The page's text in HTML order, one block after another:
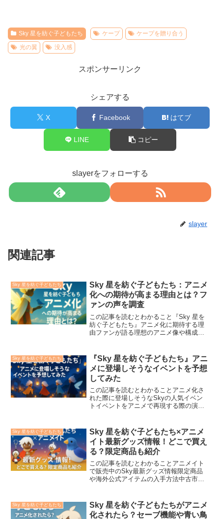
Sky 星を紡ぐ子どもたち ケープ
ケープを贈り合う
光の翼
没入感
スポンサーリンク
シェアする
X Facebook はてブ
LINE コピー
slayerをフォローする
slayer
関連記事
Sky 星を紡ぐ子どもたち
Sky 星を紡ぐ子どもたち：アニメ
化への期待が高まる理由とは？フ
ァンの声を調査
この記事を読むとわかること『Sky 星を
紡ぐ子どもたち』アニメ化に期待する理
由ファンが語る理想のアニメ像や構成ア
紡ぐ子どもたち』は、その独特な世界観
と非言語で伝わ...
Sky 星を紡ぐ子どもたち
『Sky 星を紡ぐ子どもたち』アニ
メに登場しそうなイベントを予想
してみた
この記事を読むとわかることアニメ化さ
れた際に登場しそうなSkyの人気イベン
トイベントをアニメで再現する際の演出
子どもたち』はゲーム内で季節ごとのイ
ベントや期間限定ス...
Sky 星を紡ぐ子どもたち
Sky 星を紡ぐ子どもたち×アニメ
イト最新グッズ情報！どこで買え
る？限定商品も紹介
この記事を読むとわかることアニメイト
で販売中のSky最新グッズ情報限定商品
や海外公式アイテムの入手方法中古市場
を紡ぐ子どもたち』の公式グッズが、ア
ニメイトでも続々登...
Sky 星を紡ぐ子どもたち
Sky 星を紡ぐ子どもたちがアニメ
化されたら？セーブ機能や青い鳥